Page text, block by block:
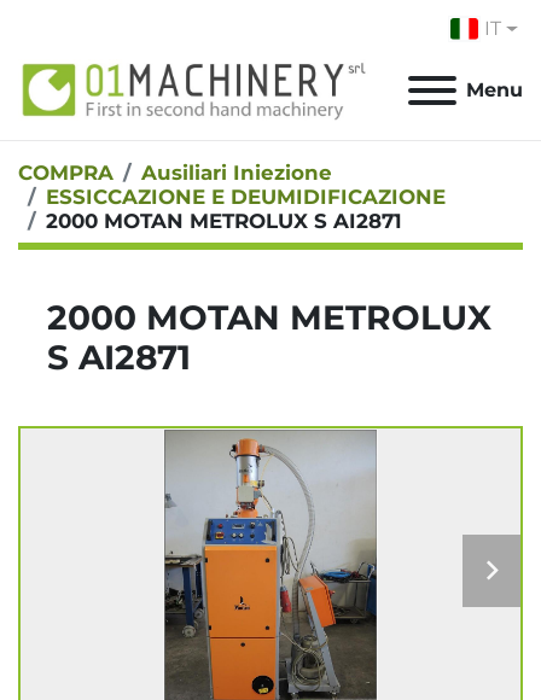
IT
Menu
COMPRA
Ausiliari Iniezione
ESSICCAZIONE E DEUMIDIFICAZIONE
2000 MOTAN METROLUX S AI2871
2000 MOTAN METROLUX
S AI2871